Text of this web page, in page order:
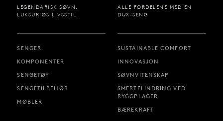
LEGENDARISK SØVN.
LUKSURIØS LIVSSTIL.
SENGER
KOMPONENTER
SENGETØY
SENGETILBEHØR
MØBLER
ALLE FORDELENE MED EN
DUX-SENG
SUSTAINABLE COMFORT
INNOVASJON
SØVNVITENSKAP
SMERTELINDRING VED
RYGGPLAGER
BÆREKRAFT